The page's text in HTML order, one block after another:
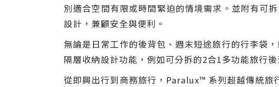
別適合空間有限或時間緊迫的情境需求。並附有可
設計，兼顧安全與便利。
無論是日常工作的後背包、週末短途旅行的行李袋
隔層收納設計功能，例如可分拆的2合1多功能旅行
從即興出行到商務旅行，Paralux™ 系列超越傳統旅